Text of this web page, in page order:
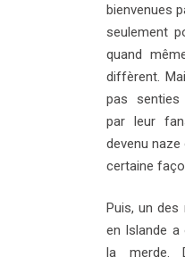
bienvenues
seulement
quand
diffèrent.
pas senties
par leur
devenu naze
certaine
Puis, un des
en Islande a
la merde.